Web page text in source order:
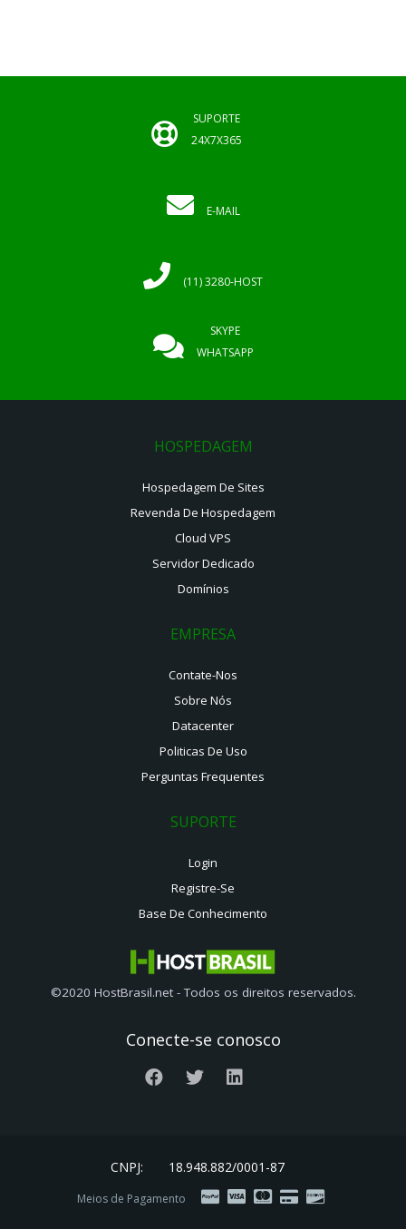
SUPORTE
24X7X365
E-MAIL
(11) 3280-HOST
SKYPE
WHATSAPP
HOSPEDAGEM
Hospedagem De Sites
Revenda De Hospedagem
Cloud VPS
Servidor Dedicado
Domínios
EMPRESA
Contate-Nos
Sobre Nós
Datacenter
Politicas De Uso
Perguntas Frequentes
SUPORTE
Login
Registre-Se
Base De Conhecimento
©2020 HostBrasil.net - Todos os direitos reservados.
Conecte-se conosco
CNPJ: 18.948.882/0001-87
Meios de Pagamento